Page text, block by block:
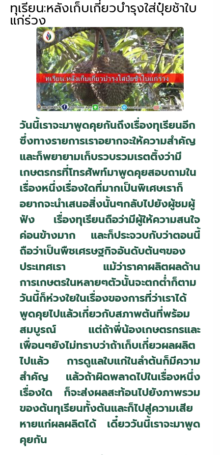
ทุเรียน:หลังเก็บเกี่ยวบำรุงใส่ปุ๋ยช้าใบ
แก่ร่วง
วันนี้เราจะมาพูดคุยกันถึงเรื่องทุเรียนอีก
ซึ่งทางรายการเราอยากจะให้ความสำคัญ
และก็พยายามเก็บรวบรวมเรตติ้งว่ามี
เกษตรกรที่โทรศัพท์มาพูดคุยสอบถามใน
เรื่องหนึ่งเรื่องใดที่มากเป็นพิเศษเราก็
อยากจะนำเสนอสิ่งนั้นๆกลับไปยังผู้ชมผู้
ฟัง เรื่องทุเรียนถือว่ามีผู้ให้ความสนใจ
ค่อนข้างมาก และก็ประจวบกับว่าตอนนี้
ถือว่าเป็นพืชเศรษฐกิจอันดับต้นๆของ
ประเทศเรา แม้ว่าราคาผลิตผลด้าน
การเกษตรในหลายๆตัวนั้นจะตกต่ำก็ตาม
วันนี้ก็ห่วงใยในเรื่องของการที่ว่าเราได้
พูดคุยไปแล้วเกี่ยวกับสภาพต้นที่พร้อม
สมบูรณ์ แต่ถ้าพี่น้องเกษตรกรและ
เพื่อนๆยังไม่ทราบว่าถ้าเก็บเกี่ยวผลผลิต
ไปแล้ว การดูแลใบแก่ในลำต้นก็มีความ
สำคัญ แล้วถ้าผิดพลาดไปในเรื่องหนึ่ง
เรื่องใด ก็จะส่งผลสะท้อนไปยังภาพรวม
ของต้นทุเรียนทั้งต้นและก็ไปสู่ความเสีย
หายแก่ผลผลิตได้ เดี๋ยววันนี้เราจะมาพูด
คุยกัน